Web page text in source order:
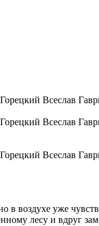
в воздухе уже
лесу и вдруг